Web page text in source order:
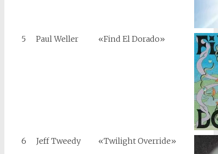
5 Paul Weller «Find El Dorado»
6 Jeff Tweedy «Twilight Override»